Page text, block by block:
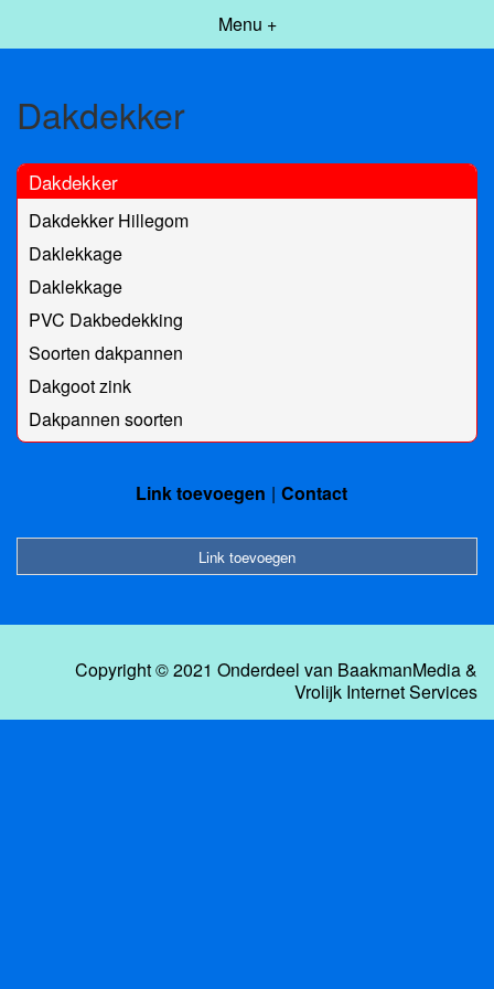
Menu +
Dakdekker
Dakdekker
Dakdekker Hillegom
Daklekkage
Daklekkage
PVC Dakbedekking
Soorten dakpannen
Dakgoot zink
Dakpannen soorten
Link toevoegen Contact
Link toevoegen
Copyright © 2021 Onderdeel van BaakmanMedia&
Vrolijk Internet Services